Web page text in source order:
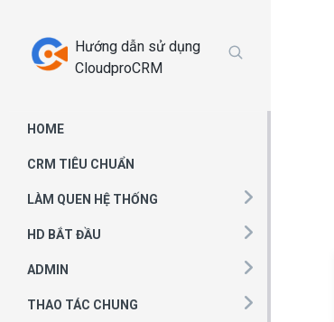
Hướng dẫn sử dụng
CloudproCRM
HOME
CRM TIÊU CHUẨN
LÀM QUEN HỆ THỐNG
HD BẮT ĐẦU
ADMIN
THAO TÁC CHUNG